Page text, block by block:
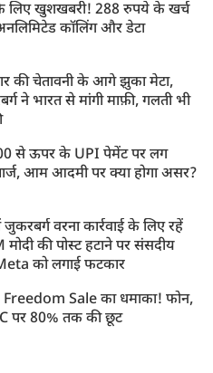
लिए खुशखबरी! 288 रुपये के खर्च
कॉलिंग और डेटा
की चेतावनी के आगे झुका मेटा,
ने भारत से मांगी माफ़ी, गलती भी
से ऊपर के UPI पेमेंट पर लग
आम आदमी पर क्या होगा असर?
जुकरबर्ग वरना कार्रवाई के लिए रहें
मोदी की पोस्ट हटाने पर संसदीय
को लगाई फटकार
Sale का धमाका! फोन,
पर 80% तक की छूट